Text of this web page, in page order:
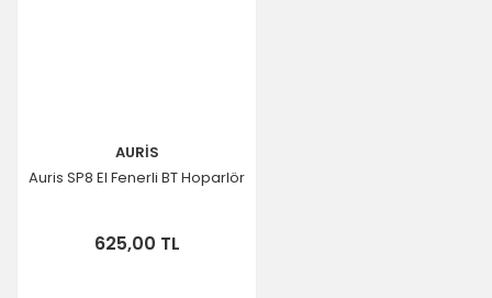
AURİS
Auris SP8 El Fenerli BT Hoparlör
625,00 TL